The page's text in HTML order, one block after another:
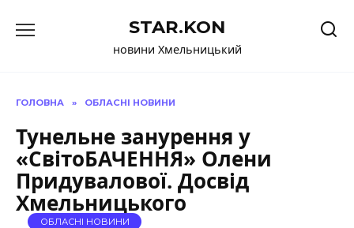
до
STAR.KON
новини Хмельницький
ГОЛОВНА » ОБЛАСНІ НОВИНИ
Тунельне занурення у
«СвітоБАЧЕННЯ» Олени
Придувалової. Досвід
Хмельницького
ОБЛАСНІ НОВИНИ